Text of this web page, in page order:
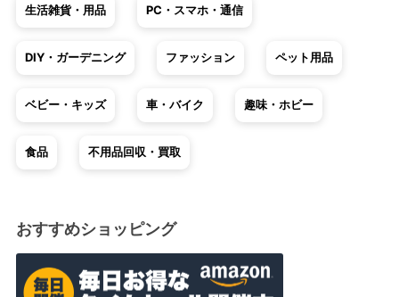
生活雑貨・用品 PC・スマホ・通信
DIY・ガーデニング ファッション ペット用品
ベビー・キッズ 車・バイク 趣味・ホビー
食品 不用品回収・買取
おすすめショッピング